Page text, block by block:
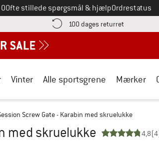
Ofte stillede spørgsmål & hjælpOrdrestatus
her! Åbnes i en infoboks
100 dages returret
Vinter Alle sportsgrene Mærker
Screw Gate - Karabin med skruelukke
med skruelukke 4,8